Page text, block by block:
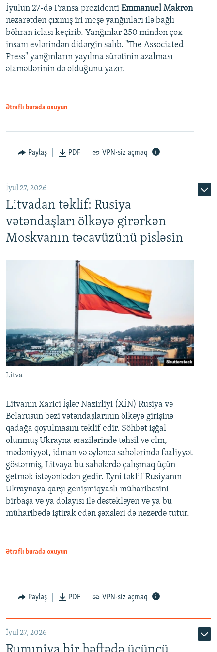
İyulun 27-də Fransa prezidenti Emmanuel Makron
nəzarətdən çıxmış iri meşə yanğınları ilə bağlı
böhran iclası keçirib. Yanğınlar 250 mindən çox
insanı evlərindən didərgin salıb. "The Associated
Press" yanğınların yayılma sürətinin azalması
əlamətlərinin də olduğunu yazır.
Ətraflı burada oxuyun
Paylaş PDF VPN-siz açmaq
İyul 27, 2026
Litvadan təklif: Rusiya
vətəndaşları ölkəyə girərkən
Moskvanın təcavüzünü pisləsin
Litva
Litvanın Xarici İşlər Nazirliyi (XİN) Rusiya və
Belarusun bəzi vətəndaşlarının ölkəyə girişinə
qadağa qoyulmasını təklif edir. Söhbət işğal
olunmuş Ukrayna ərazilərində təhsil və elm,
mədəniyyət, idman və əyləncə sahələrində fəaliyyət
göstərmiş, Litvaya bu sahələrdə çalışmaq üçün
getmək istəyənlədən gedir. Eyni təklif Rusiyanın
Ukraynaya qarşı genişmiqyaslı müharibəsini
birbaşa və ya dolayısı ilə dəstəkləyən və ya bu
müharibədə iştirak edən şəxsləri də nəzərdə tutur.
Ətraflı burada oxuyun
Paylaş PDF VPN-siz açmaq
İyul 27, 2026